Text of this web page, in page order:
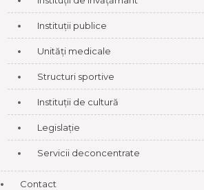
Instituții publice
Unități medicale
Structuri sportive
Instituții de cultură
Legislație
Servicii deconcentrate
Contact